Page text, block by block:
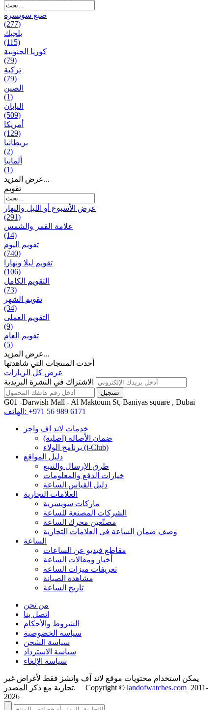
صنع سویسره
(277)
بلجيك
(115)
كوريا الجنوبية
(79)
تركية
(79)
الصين
(1)
اليابان
(509)
أمريكا
(129)
بریطانیا
(2)
ألمانيا
(1)
عرض المزيد...
تقويم
عرض الأسبوع أو الليل والنهار
(291)
علامة القمر والشمس
(14)
تقویم الیوم
(740)
تقويم ليلا ونهارا
(106)
التقويم الكامل
(73)
تقويم الشهر
(34)
التقويم العملی
(9)
تقويم العام
(5)
عرض المزيد...
أحدث المنتجات التي شاهدتها
عرض كل الزيارات
الاشتراك في النشرة البريدية
G01 -Darwish Mall - Al Maktoum St, Baniyas square , Dubai
الهاتف: +971 56 989 6171
خدمات لاند اف واچز
ضمان الأصالة (اصلیه)
برنامج الولاء (i-Club)
دليل المواقع
طرق الإرسال والتتبع
خيارات الدفع والمعلومات
دليل القياس الساعة
العلامات التجارية
ماركات سويسرية
الشركات المصنعة للساعة
مصنّعين محرك الساعة
وصف ضمان الساعة فی العلامات التجارية
الساعة
مقاطع فيديو عن الساعات
أخبار ومقالات الساعة
تعريفات ميزات الساعة
مشاهدة الصيانة
تاريخ الساعة
من نحن
اتصل بنا
الشروط والأحكام
سياسة الخصوصية
سياسة الشحن
سياسة الاسترداد
سياسة الإلغاء
يمكن استخدام محتويات موقع لاند آف واتشز فقط لأغراض غير
تجارية مع ذكر المصدر. Copyright © landofwatches.com 2011-
2026